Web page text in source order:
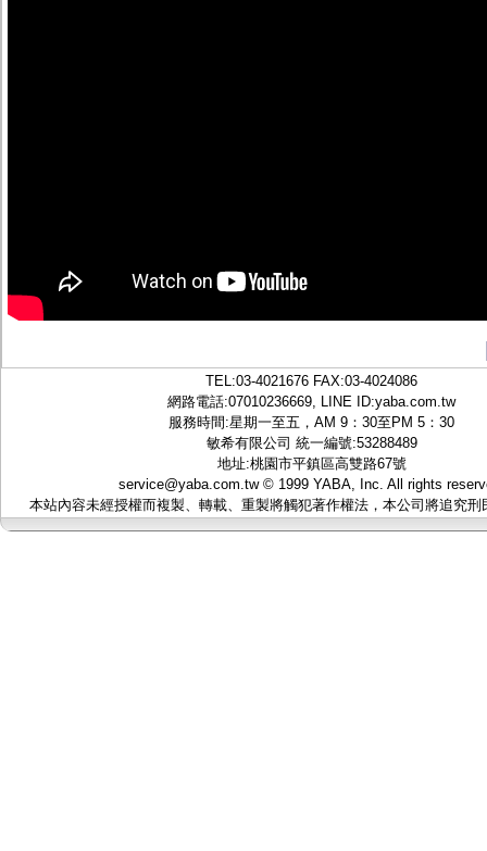
TEL:03-4021676 FAX:03-4024086
網路電話:07010236669, LINE ID:yaba.com.tw
服務時間:星期一至五，AM 9：30至PM 5：30
敏希有限公司 統一編號:53288489
地址:桃園市平鎮區高雙路67號
service@yaba.com.tw© 1999 YABA, Inc. All rights
本站內容未經授權而複製、轉載、重製將觸犯著作權法，本公司將追究刑